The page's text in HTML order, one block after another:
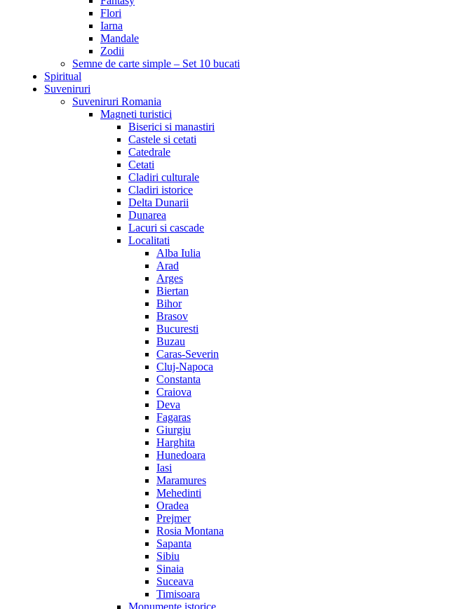
Flori
Iarna
Mandale
Zodii
Semne de carte simple – Set 10 bucati
Spiritual
Suveniruri
Suveniruri Romania
Magneti turistici
Biserici si manastiri
Castele si cetati
Catedrale
Cetati
Cladiri culturale
Cladiri istorice
Delta Dunarii
Dunarea
Lacuri si cascade
Localitati
Alba Iulia
Arad
Arges
Biertan
Bihor
Brasov
Bucuresti
Buzau
Caras-Severin
Cluj-Napoca
Constanta
Craiova
Deva
Fagaras
Giurgiu
Harghita
Hunedoara
Iasi
Maramures
Mehedinti
Oradea
Prejmer
Rosia Montana
Sapanta
Sibiu
Sinaia
Suceava
Timisoara
Monumente istorice